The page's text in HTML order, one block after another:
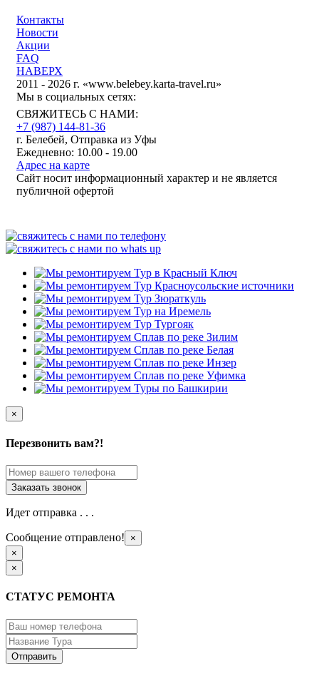
Контакты
Новости
Акции
FAQ
НАВЕРХ
2011 - 2026 г. «www.belebey.karta-travel.ru»
Мы в социальных сетях:
СВЯЖИТЕСЬ С НАМИ:
+7 (987) 144-81-36
г. Белебей, Отправка из Уфы
Ежедневно: 10.00 - 19.00
Адрес на карте
Сайт носит информационный характер и не является
публичной офертой
×
Перезвонить вам?!
Идет отправка . . .
Сообщение отправлено!
×
×
×
СТАТУС РЕМОНТА